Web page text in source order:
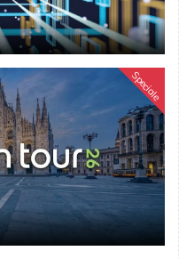
Speciale